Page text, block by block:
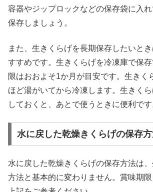
容器やジップロックなどの保存袋に入
保存しましょう。
また、生きくらげを長期保存したいと
すすめです。生きくらげを冷凍庫で保
限はおおよそ1か月が目安です。生きく
ほど湯がいてから冷凍します。生きく
しておくと、あとで使うときに便利です
水に戻した乾燥きくらげの保存
水に戻した乾燥きくらげの保存方法は
方法と基本的に変わりません。賞味期限